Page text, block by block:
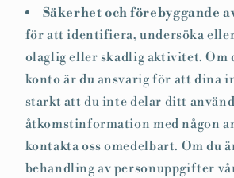
Säkerhet och förebyggande
för att identifiera, undersöka
olaglig eller skadlig aktivitet. Om
konto är du ansvarig för att dina
starkt att du inte delar ditt
åtkomstinformation med någon
kontakta oss omedelbart. Om du
behandling av personuppgifter